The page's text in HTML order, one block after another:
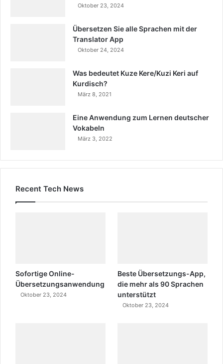
Oktober 23, 2024
Übersetzen Sie alle Sprachen mit der
Translator App
Oktober 24, 2024
Was bedeutet Kuze Kere/Kuzi Keri auf
Kurdisch?
März 8, 2021
Eine Anwendung zum Lernen deutscher
Vokabeln
März 3, 2022
Recent Tech News
Sofortige Online-
Übersetzungsanwendung
Oktober 23, 2024
Beste Übersetzungs-App,
die mehr als 90 Sprachen
unterstützt
Oktober 23, 2024